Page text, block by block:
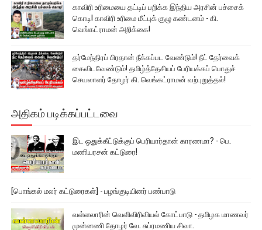
காவிரி உரிமையை தட்டிப் பறிக்க இந்திய அரசின் பச்சைக்
கொடி! காவிரி உரிமை மீட்புக் குழு கண்டனம் - கி.
வெங்கட்ராமன் அறிக்கை!
தர்மேந்திரப் பிரதான் நீக்கப்பட வேண்டும்! நீட் தேர்வைக்
கைவிடவேண்டும்! தமிழ்த்தேசியப் பேரியக்கப் பொதுச்
செயலாளர் தோழர் கி. வெங்கட்ராமன் வற்புறுத்தல்!
அதிகம் படிக்கப்பட்டவை
இட ஒதுக்கீட்டுக்குப் பெரியார்தான் காரணமா? - பெ.
மணியரசன் கட்டுரை!
[பொங்கல் மலர் கட்டுரைகள்] - பழங்குடியினர் பண்பாடு
வள்ளலாரின் வெளிவிரிவியல் கோட்பாடு - தமிழக மாணவர்
முன்னணி தோழர் வே. சுப்ரமணிய சிவா.